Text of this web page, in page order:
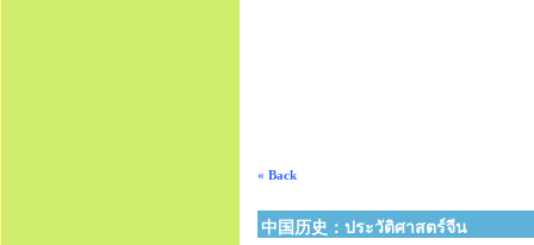
« Back
中国历史：ประวัติศาสตร์จีน